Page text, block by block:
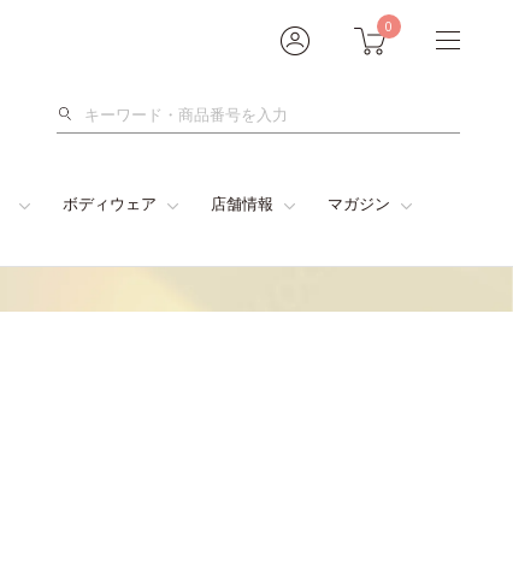
0
検
ボディウェア 店舗情報 マガジン